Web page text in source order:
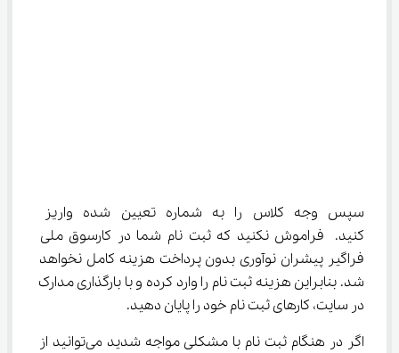
سپس وجه کلاس را به شماره تعیین شده واریز
کنید. فراموش نکنید که ثبت نام شما در کارسوق ملی
فراگیر پیشران نوآوری بدون پرداخت هزینه کامل نخواهد
شد. بنابراین هزینه ثبت نام را وارد کرده و با بارگذاری مدارک
در سایت، کارهای ثبت نام خود را پایان دهید.
اگر در هنگام ثبت نام با مشکلی مواجه شدید می‌توانید از